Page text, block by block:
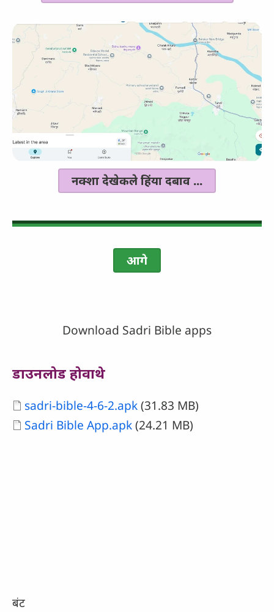
नक्शा देखेकले हिंया दबाव ...
आगे
Download Sadri Bible apps
डाउनलोड होवाथे
Document
sadri-bible-4-6-2.apk(31.83 MB)
Document
Sadri Bible App.apk(24.21 MB)
बंट